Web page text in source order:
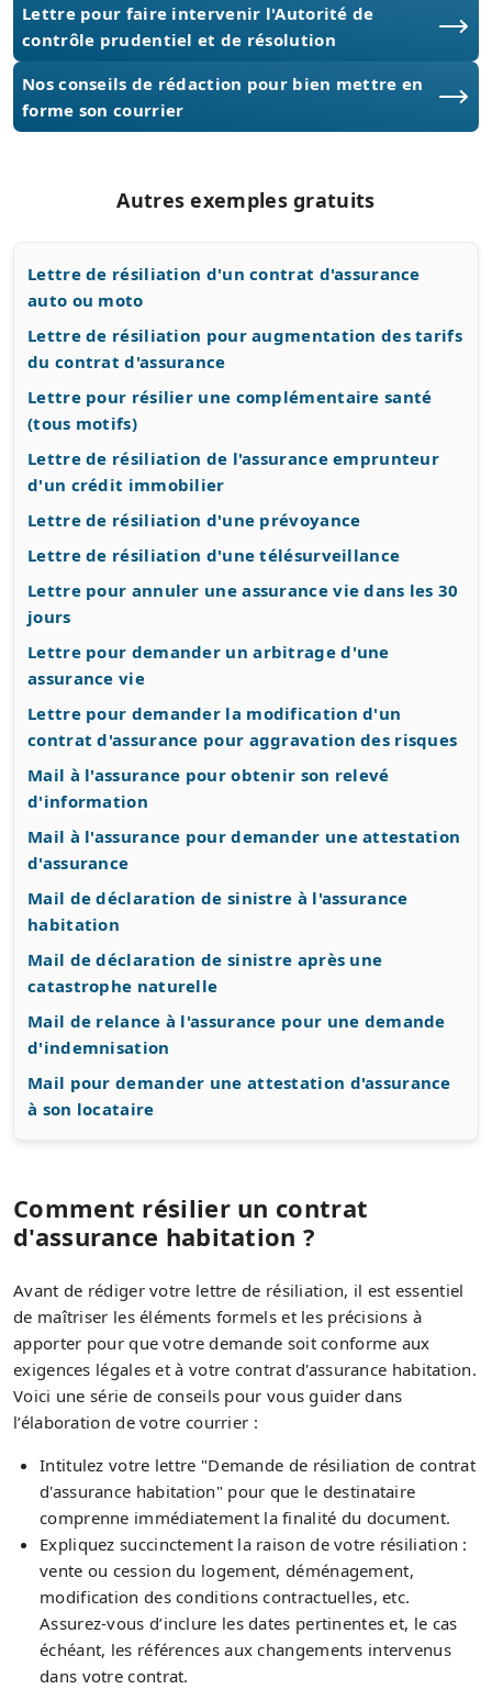
Lettre pour faire intervenir l'Autorité de
contrôle prudentiel et de résolution
Nos conseils de rédaction pour bien mettre en
forme son courrier
Autres exemples gratuits
Lettre de résiliation d'un contrat d'assurance
auto ou moto
Lettre de résiliation pour augmentation des tarifs
du contrat d'assurance
Lettre pour résilier une complémentaire santé
(tous motifs)
Lettre de résiliation de l'assurance emprunteur
d'un crédit immobilier
Lettre de résiliation d'une prévoyance
Lettre de résiliation d'une télésurveillance
Lettre pour annuler une assurance vie dans les 30
jours
Lettre pour demander un arbitrage d'une
assurance vie
Lettre pour demander la modification d'un
contrat d'assurance pour aggravation des risques
Mail à l'assurance pour obtenir son relevé
d'information
Mail à l'assurance pour demander une attestation
d'assurance
Mail de déclaration de sinistre à l'assurance
habitation
Mail de déclaration de sinistre après une
catastrophe naturelle
Mail de relance à l'assurance pour une demande
d'indemnisation
Mail pour demander une attestation d'assurance
à son locataire
Comment résilier un contrat
d'assurance habitation ?
Avant de rédiger votre lettre de résiliation, il est essentiel
de maîtriser les éléments formels et les précisions à
apporter pour que votre demande soit conforme aux
exigences légales et à votre contrat d'assurance habitation.
Voici une série de conseils pour vous guider dans
l’élaboration de votre courrier :
Intitulez votre lettre "Demande de résiliation de contrat
d'assurance habitation" pour que le destinataire
comprenne immédiatement la finalité du document.
Expliquez succinctement la raison de votre résiliation :
vente ou cession du logement, déménagement,
modification des conditions contractuelles, etc.
Assurez-vous d’inclure les dates pertinentes et, le cas
échéant, les références aux changements intervenus
dans votre contrat.